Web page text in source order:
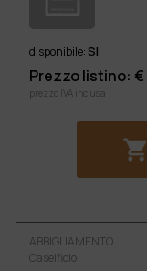
disponibile:SI
Prezzo listino: €
prezzo IVA inclusa
ABBIGLIAMENTO
Caseificio